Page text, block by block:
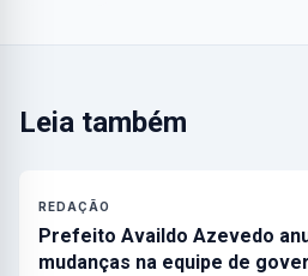
Leia também
REDAÇÃO
Prefeito Availdo Azevedo
mudanças na equipe de